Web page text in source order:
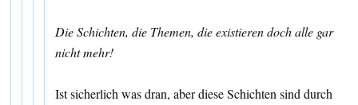
Die Schichten, die Themen, die existieren doch alle gar
nicht mehr!
Ist sicherlich was dran, aber diese Schichten sind durch